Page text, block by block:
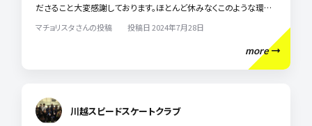
ださること大変感謝しております。ほとんど休みなくこのような環境
を提供してくださることは簡単なことではないと思います。 その中で
ムな雰囲気作りをしてくださること、我が子にはとても合っているよ
いチームです。
マチョリスタさんの投稿 投稿日 2024年7月28日
more
川越スピードスケートクラブ